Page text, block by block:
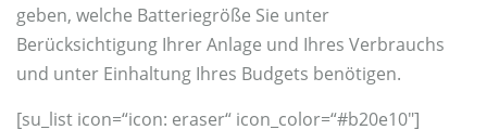
geben, welche Batteriegröße Sie unter
Berücksichtigung Ihrer Anlage und Ihres Verbrauchs
und unter Einhaltung Ihres Budgets benötigen.
[su_list icon=“icon: eraser“ icon_color=“#b20e10″]